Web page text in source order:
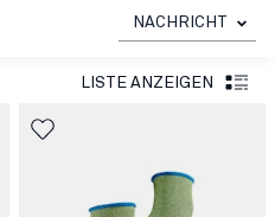
NACHRICHT
LISTE ANZEIGEN